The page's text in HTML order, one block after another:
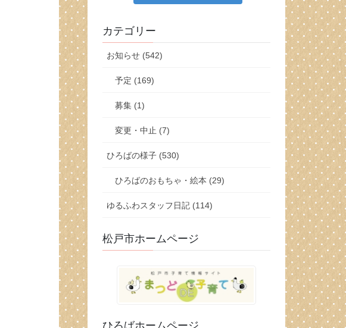
カテゴリー
お知らせ (542)
予定 (169)
募集 (1)
変更・中止 (7)
ひろばの様子 (530)
ひろばのおもちゃ・絵本 (29)
ゆるふわスタッフ日記 (114)
松戸市ホームページ
ひろばホームページ